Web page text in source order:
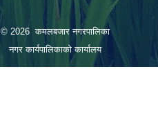
© 2026 कमलबजार नगरपालिका
नगर कार्यपालिकाको कार्यालय